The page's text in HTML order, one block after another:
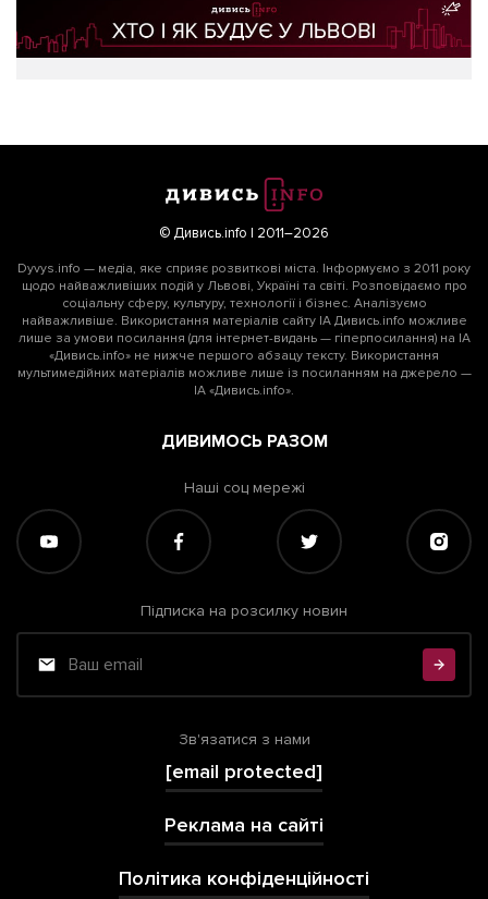
© Дивись.info | 2011–2026
Dyvys.info — медіа, яке сприяє розвиткові міста. Інформуємо з 2011 року
щодо найважливіших подій у Львові, Україні та світі. Розповідаємо про
соціальну сферу, культуру, технології і бізнес. Аналізуємо
найважливіше. Використання матеріалів сайту ІА Дивись.info можливе
лише за умови посилання (для інтернет-видань — гіперпосилання) на ІА
«Дивись.info» не нижче першого абзацу тексту. Використання
мультимедійних матеріалів можливе лише із посиланням на джерело —
ІА «Дивись.info».
ДИВИМОСЬ РАЗОМ
Наші соц мережі
Підписка на розсилку новин
Зв'язатися з нами
[email protected]
Реклама на сайті
Політика конфіденційності